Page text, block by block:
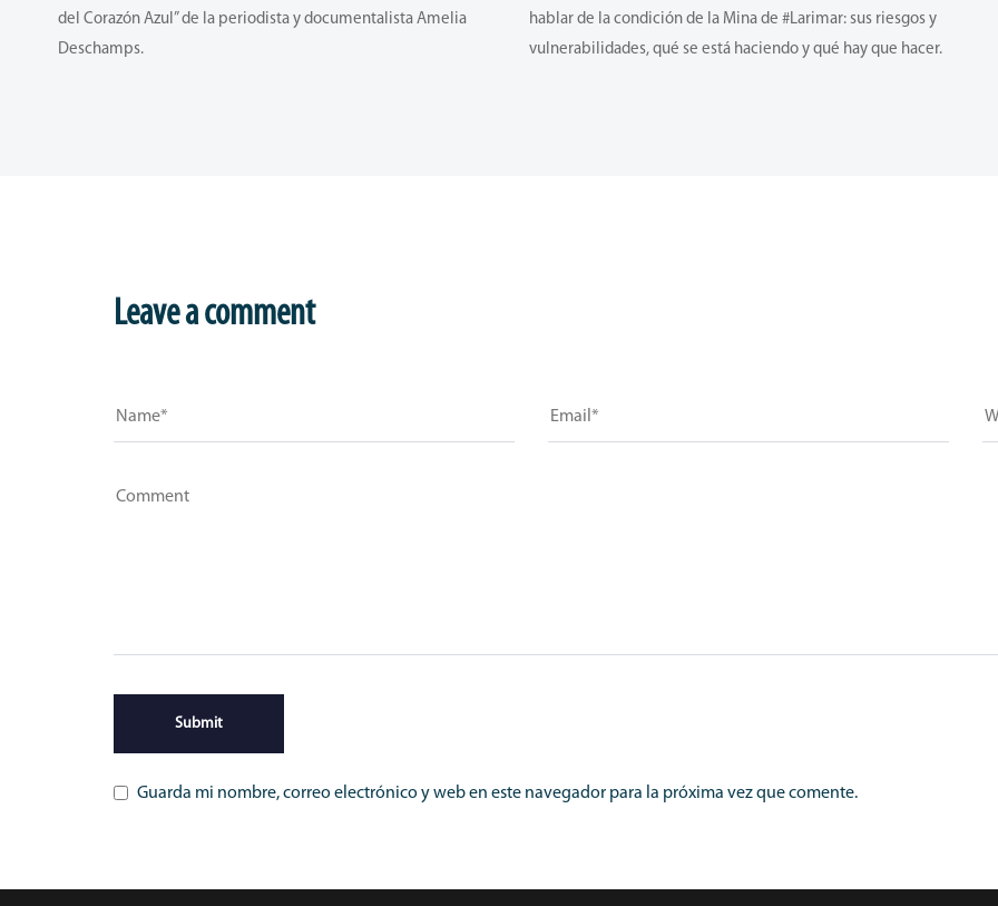
del Corazón Azul” de la periodista y documentalista Amelia
Deschamps.
hablar de la condición de la Mina de #Larimar: sus riesgos y
vulnerabilidades, qué se está haciendo y qué hay que hacer.
Leave a comment
Guarda mi nombre, correo electrónico y web en este navegador para la próxima vez que comente.